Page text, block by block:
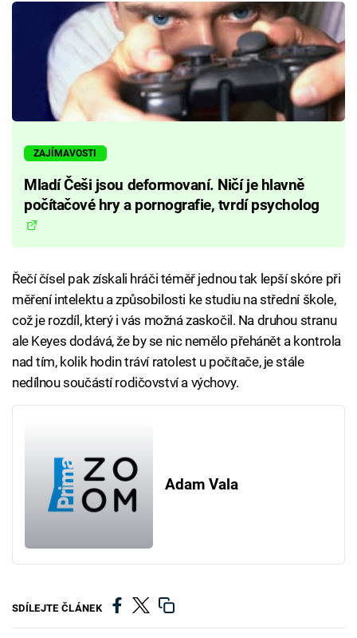
ZAJÍMAVOSTI
Mladí Češi jsou deformovaní. Ničí je hlavně
počítačové hry a pornografie, tvrdí psycholog
Řečí čísel pak získali hráči téměř jednou tak lepší skóre při
měření intelektu a způsobilosti ke studiu na střední škole,
což je rozdíl, který i vás možná zaskočil. Na druhou stranu
ale Keyes dodává, že by se nic nemělo přehánět a kontrola
nad tím, kolik hodin tráví ratolest u počítače, je stále
nedílnou součástí rodičovství a výchovy.
Adam Vala
SDÍLEJTE ČLÁNEK